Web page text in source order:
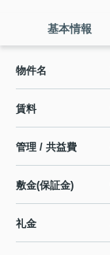
基本情報
物件名
賃料
管理 / 共益費
敷金(保証金)
礼金